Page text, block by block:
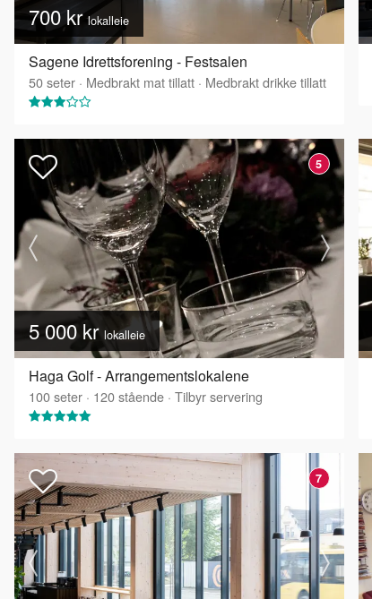
700 krlokalleie
Sagene Idrettsforening - Festsalen
50seter · Medbrakt mat tillatt · Medbrakt drikke tillatt
5
5 000 kr lokalleie
Haga Golf - Arrangementslokalene
100seter · 120stående · Tilbyr servering
7